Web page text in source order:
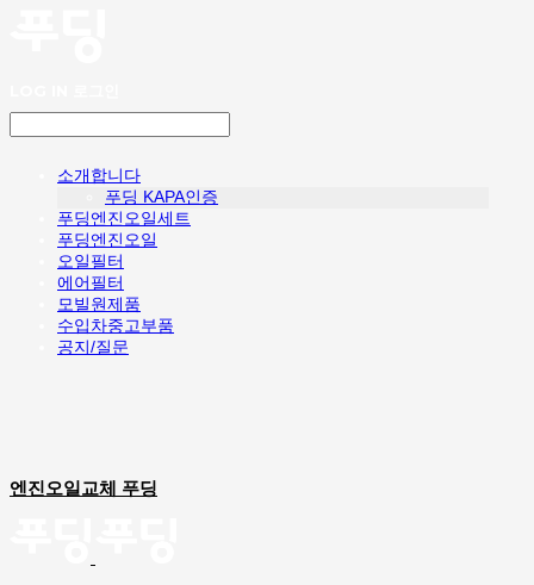
소개합니다
푸딩 KAPA인증
푸딩엔진오일세트
푸딩엔진오일
오일필터
에어필터
모빌원제품
수입차중고부품
공지/질문
엔진오일교체 푸딩